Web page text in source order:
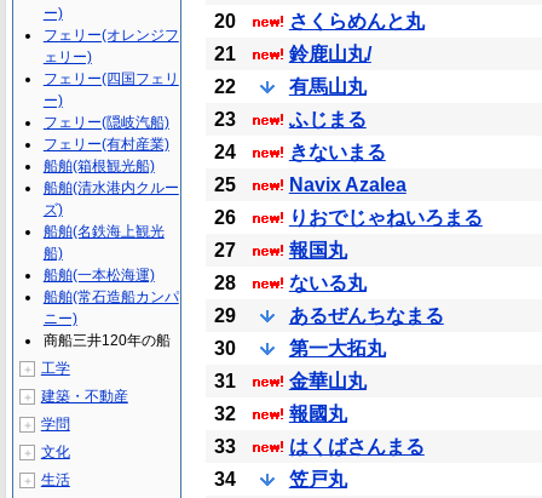
20
さくらめんと丸
21
鈴鹿山丸/
22
有馬山丸
23
ふじまる
24
きないまる
25
Navix Azalea
26
りおでじゃねいろまる
27
報国丸
28
ないる丸
29
あるぜんちなまる
30
第一大拓丸
31
金華山丸
32
報國丸
33
はくばさんまる
34
笠戸丸
ー)
フェリー(オレンジフ
ェリー)
フェリー(四国フェリ
ー)
フェリー(隠岐汽船)
フェリー(有村産業)
船舶(箱根観光船)
船舶(清水港内クルー
ズ)
船舶(名鉄海上観光
船)
船舶(一本松海運)
船舶(常石造船カンパ
ニー)
商船三井120年の船
＋ 工学
＋ 建築・不動産
＋ 学問
＋ 文化
＋ 生活